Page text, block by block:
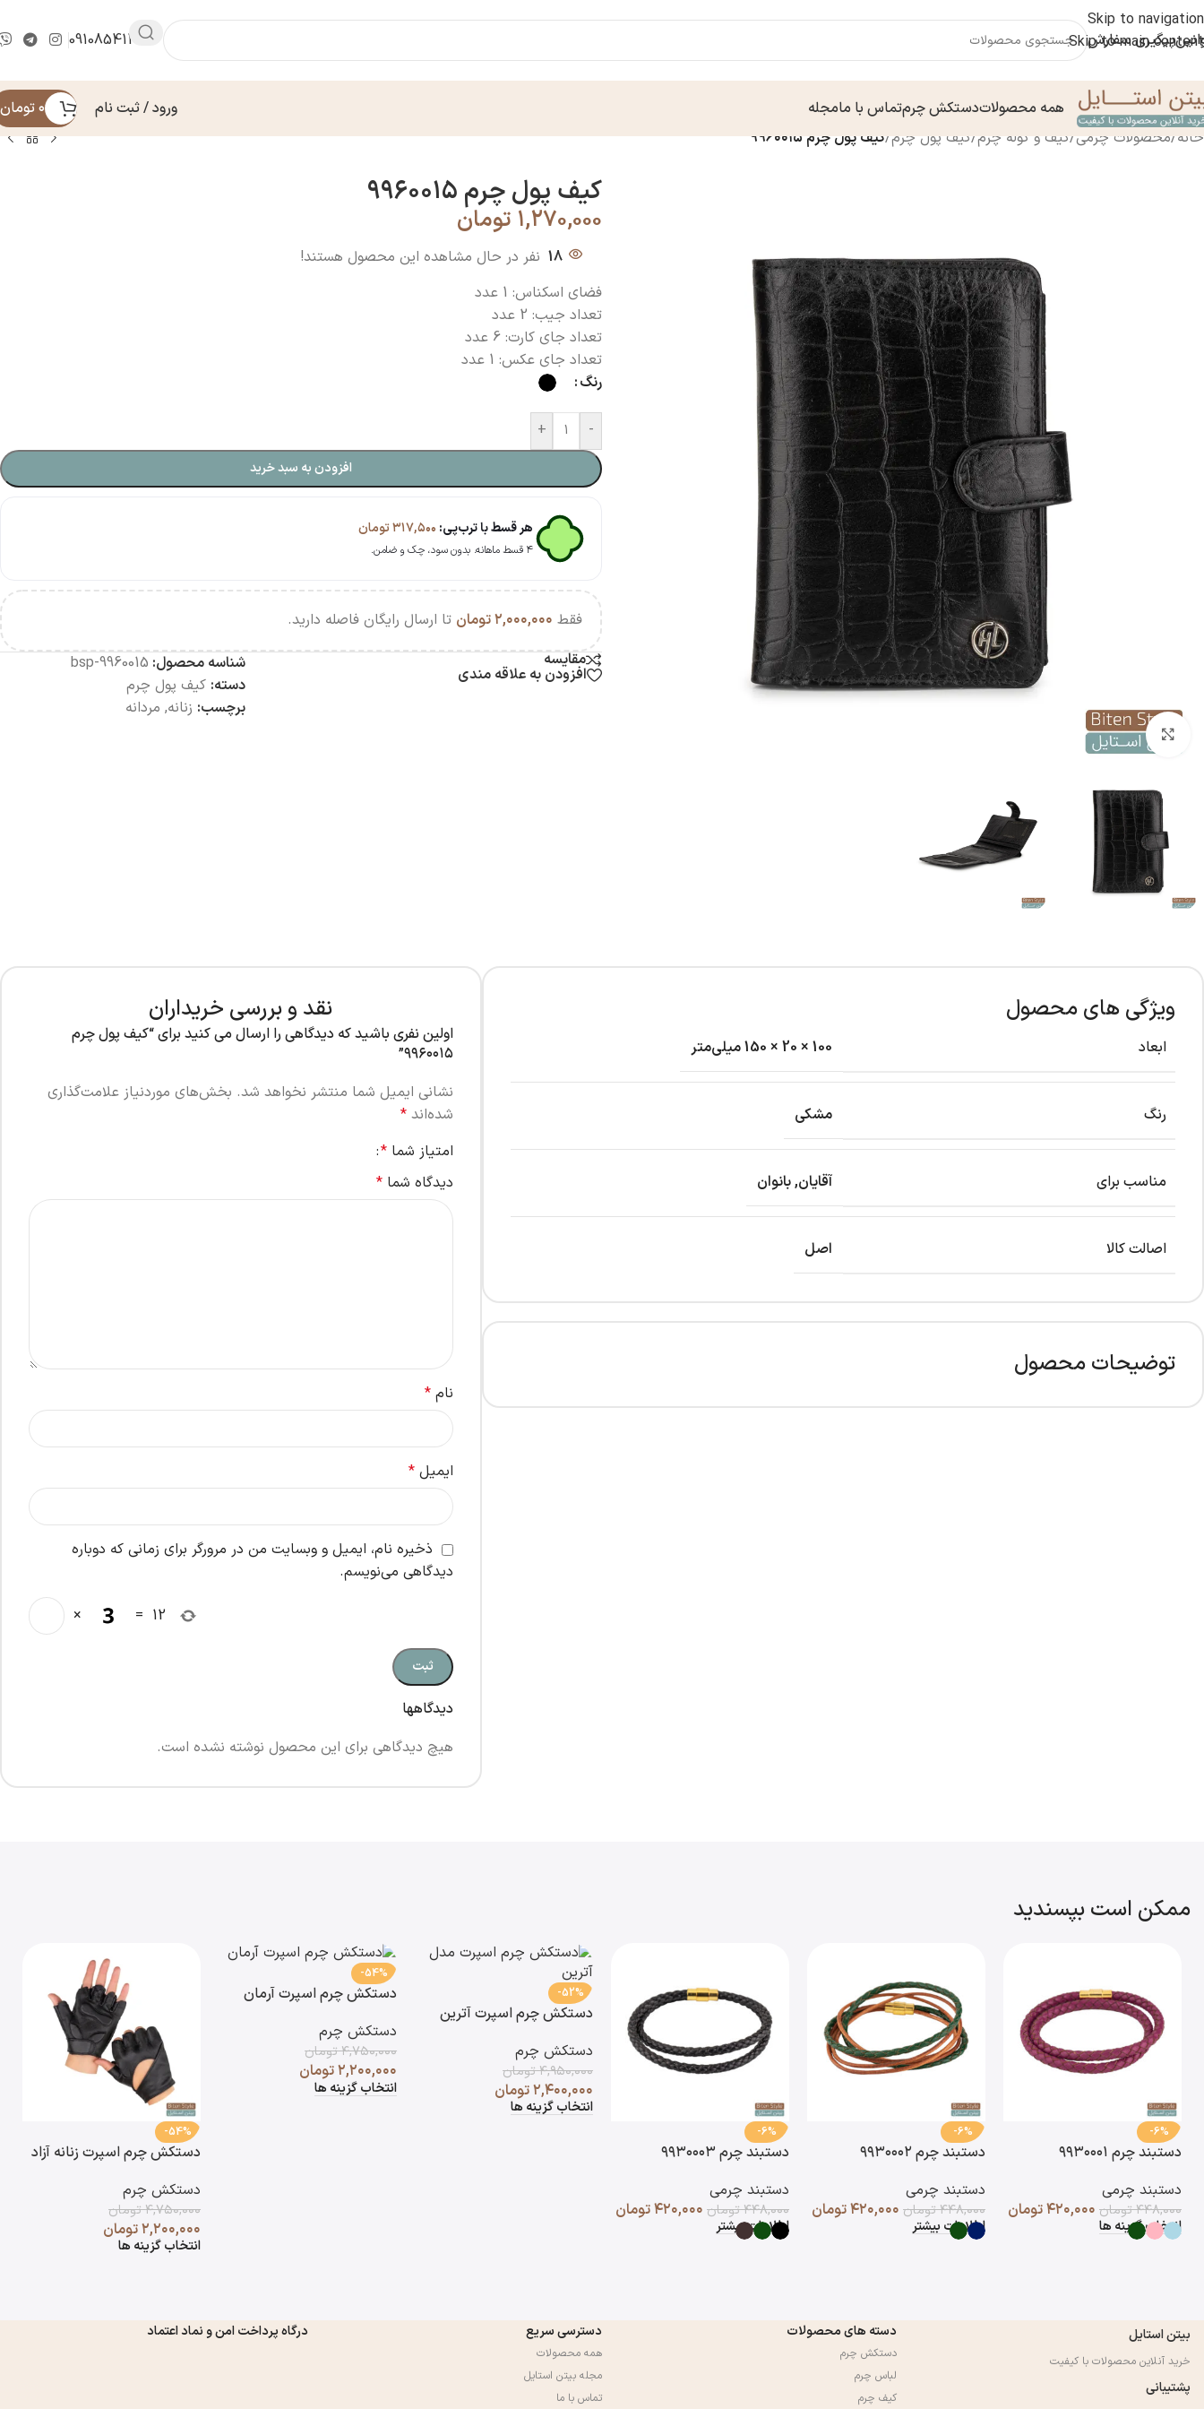
Skip to navigation
Skip to main content
پیگیری سفارش 09108541430
همه محصولاتدستکش چرمتماس با مامجله ورود / ثبت نام ۰تومان
خانه/محصولات چرمی/کیف و کوله چرم/کیف پول چرم/کیف پول چرم ۹۹۶۰۰۱۵
بزرگنمایی تصویر
کیف پول چرم ۹۹۶۰۰۱۵
۱,۲۷۰,۰۰۰ تومان
18 نفر در حال مشاهده این محصول هستند!
فضای اسکناس: 1 عدد
تعداد جیب: 2 عدد
تعداد جای کارت: 6 عدد
تعداد جای عکس: 1 عدد
رنگ
-
+
افزودن به سبد خرید
هر قسط با ترب‌پی: ۳۱۷,۵۰۰تومان
۴ قسط ماهانه. بدون سود، چک و ضامن.
فقط ۲,۰۰۰,۰۰۰تومان تا ارسال رایگان فاصله دارید.
مقایسه
افزودن به علاقه مندی
شناسه محصول: bsp-9960015
دسته: کیف پول چرم
برچسب: زنانه, مردانه
ویژگی های محصول
ابعاد 100 × 20 × 150 میلی‌متر
رنگ مشکی
مناسب برای آقایان,بانوان
اصالت کالا اصل
توضیحات محصول
نقد و بررسی خریداران
دیدگاهها
هیچ دیدگاهی برای این محصول نوشته نشده است.
اولین نفری باشید که دیدگاهی را ارسال می کنید برای “کیف پول چرم
۹۹۶۰۰۱۵”
نشانی ایمیل شما منتشر نخواهد شد. بخش‌های موردنیاز علامت‌گذاری
شده‌اند*
امتیاز شما*
دیدگاه شما*
نام*
ایمیل*
ذخیره نام، ایمیل و وبسایت من در مرورگر برای زمانی که دوباره
دیدگاهی می‌نویسم.
× = 12
ممکن است بپسندید
-6%
دستبند چرم ۹۹۳۰۰۰۱
دستبند چرمی
۴۴۸,۰۰۰تومان ۴۲۰,۰۰۰تومان
انتخاب گزینه ها
-6%
دستبند چرم ۹۹۳۰۰۰۲
دستبند چرمی
۴۴۸,۰۰۰تومان ۴۲۰,۰۰۰تومان
اطلاعات بیشتر
-6%
دستبند چرم ۹۹۳۰۰۰۳
دستبند چرمی
۴۴۸,۰۰۰تومان ۴۲۰,۰۰۰تومان
اطلاعات بیشتر
-52%
دستکش چرم اسپرت آترین
دستکش چرم
۴,۹۵۰,۰۰۰تومان
۲,۴۰۰,۰۰۰تومان
انتخاب گزینه ها
-54%
دستکش چرم اسپرت آرمان
دستکش چرم
۴,۷۵۰,۰۰۰تومان
۲,۲۰۰,۰۰۰تومان
انتخاب گزینه ها
-54%
دستکش چرم اسپرت زنانه آزاد
دستکش چرم
۴,۷۵۰,۰۰۰تومان
۲,۲۰۰,۰۰۰تومان
انتخاب گزینه ها
بیتن استایل
خرید آنلاین محصولات با کیفیت
پشتیبانی
دسته های محصولات
دستکش چرم
لباس چرم
کیف چرم
دسترسی سریع
همه محصولات
مجله بیتن استایل
تماس با ما
درگاه پرداخت امن و نماد اعتماد